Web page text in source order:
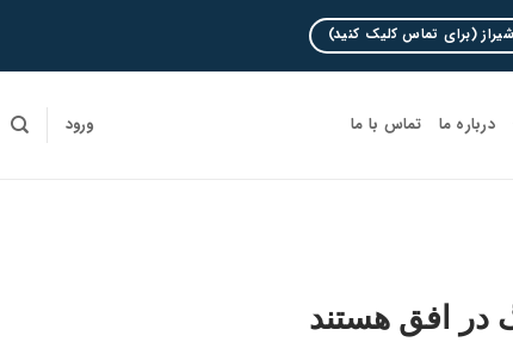
(برای تماس کلیک کنید)
درباره ما تماس با ما ورود
در افق هستند